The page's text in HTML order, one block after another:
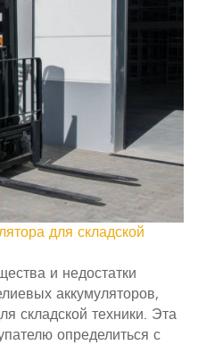
для складской
и недостатки
аккумуляторов,
складской техники. Эта
определиться с